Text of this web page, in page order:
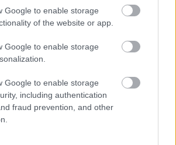
Google to enable storage
of the website or app.
Google to enable storage
Google to enable storage
including authentication
fraud prevention, and other
könnyebben megtaláld a
cikkeit